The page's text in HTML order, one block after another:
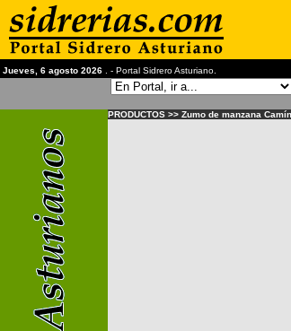
Jueves, 6 agosto 2026 . - Portal Sidrero Asturiano.
PRODUCTOS >> Zumo de manzana Camín